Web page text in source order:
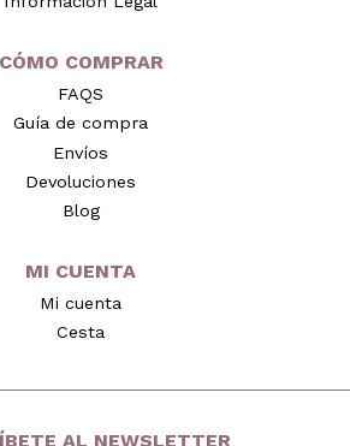
CÓMO COMPRAR
FAQS
Guía de compra
Envíos
Devoluciones
Blog
MI CUENTA
Mi cuenta
Cesta
AL NEWSLETTER